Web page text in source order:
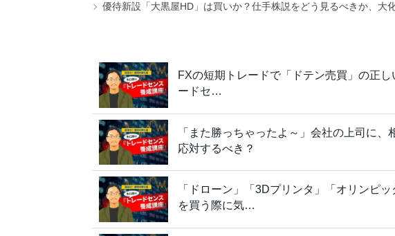
優待新設「大黒屋HD」は買いか？仕手株説をどう見るべきか、大
FXの短期トレードで「ドテン売買」の正
ードセ…
「また勝っちゃったよ～」会社の上司に
応対するべき？
「ドローン」「3Dプリンタ」「オリンピ
を買う際に気…